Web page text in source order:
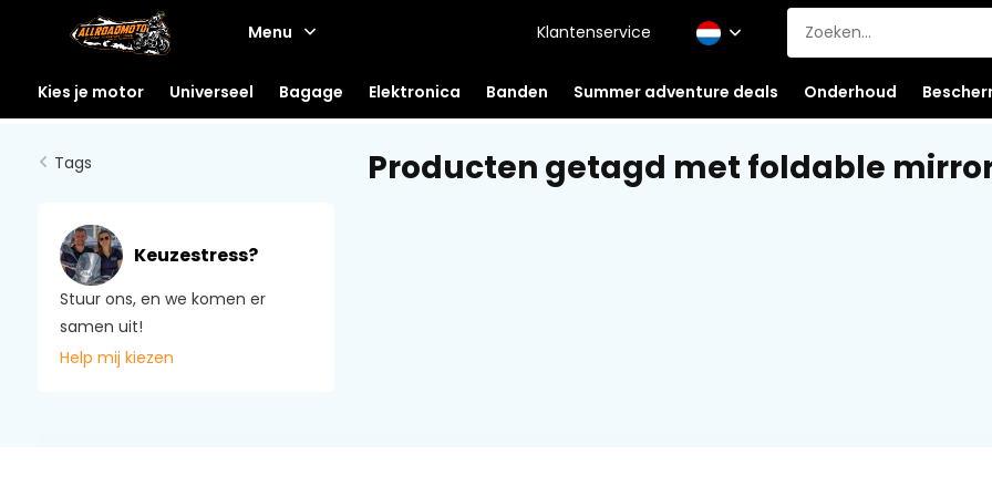
Menu Klantenservice
Kies je motor Universeel Bagage Elektronica Banden Summer adventure deals Onderhoud
Tags
Keuzestress?
Stuur ons, en we komen er
samen uit!
Help mij kiezen
Producten getagd met foldable